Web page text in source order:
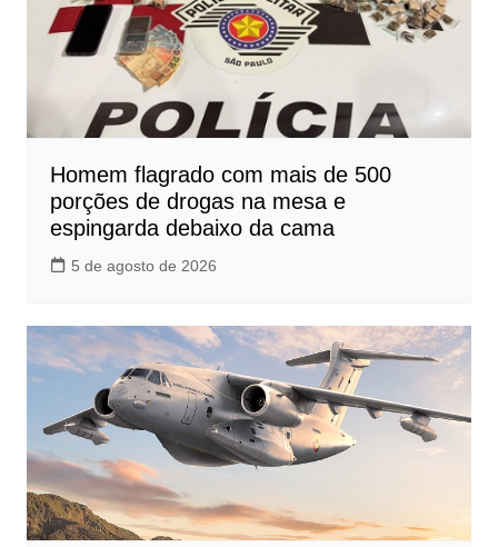
Homem flagrado com mais de 500
porções de drogas na mesa e
espingarda debaixo da cama
5 de agosto de 2026